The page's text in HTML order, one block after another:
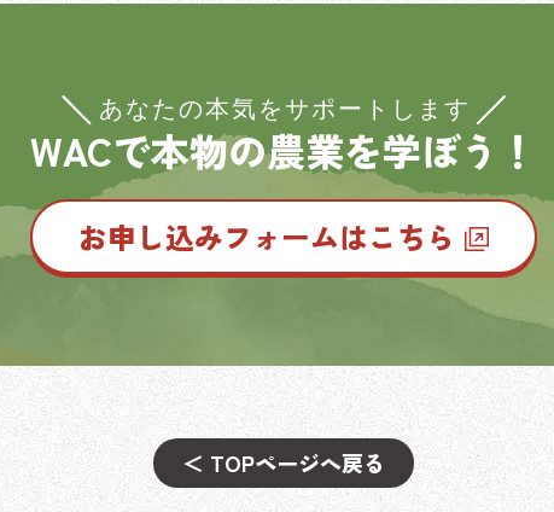
WACで本物の農業を学ぼう！
お申し込みフォームはこちら
＜ TOPページへ戻る